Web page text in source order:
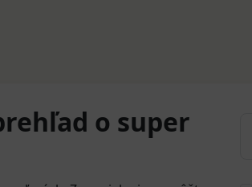
o super